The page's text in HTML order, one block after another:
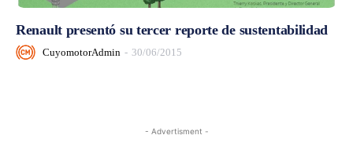
Renault presentó su tercer reporte de sustentabilidad
CuyomotorAdmin - 30/06/2015
- Advertisment -